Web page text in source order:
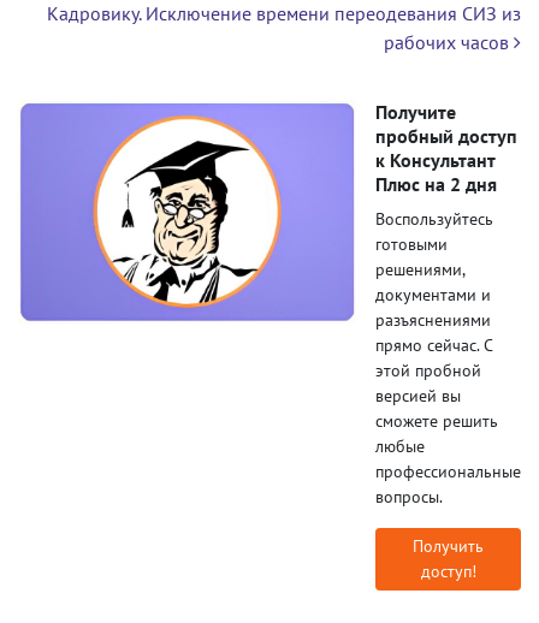
Кадровику. Исключение времени переодевания СИЗ из
рабочих часов
Получите
пробный доступ
к Консультант
Плюс на 2 дня
Воспользуйтесь
готовыми
решениями,
документами и
разъяснениями
прямо сейчас. С
этой пробной
версией вы
сможете решить
любые
профессиональные
вопросы.
Получить
доступ!